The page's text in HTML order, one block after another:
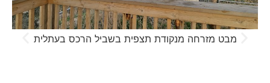
מבט מזרחה מנקודת תצפית בשביל הרכס בעתלית